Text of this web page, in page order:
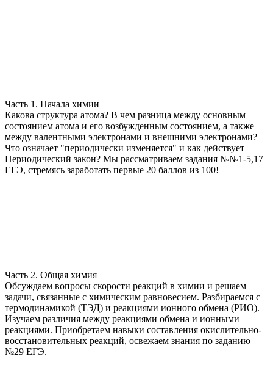
Часть 1. Начала химии
Какова структура атома? В чем разница между основным
состоянием атома и его возбужденным состоянием, а также
между валентными электронами и внешними электронами?
Что означает "периодически изменяется" и как действует
Периодический закон? Мы рассматриваем задания №№1-5,17
ЕГЭ, стремясь заработать первые 20 баллов из 100!
Часть 2. Общая химия
Обсуждаем вопросы скорости реакций в химии и решаем
задачи, связанные с химическим равновесием. Разбираемся с
термодинамикой (ТЭД) и реакциями ионного обмена (РИО).
Изучаем различия между реакциями обмена и ионными
реакциями. Приобретаем навыки составления окислительно-
восстановительных реакций, освежаем знания по заданию
№29 ЕГЭ.